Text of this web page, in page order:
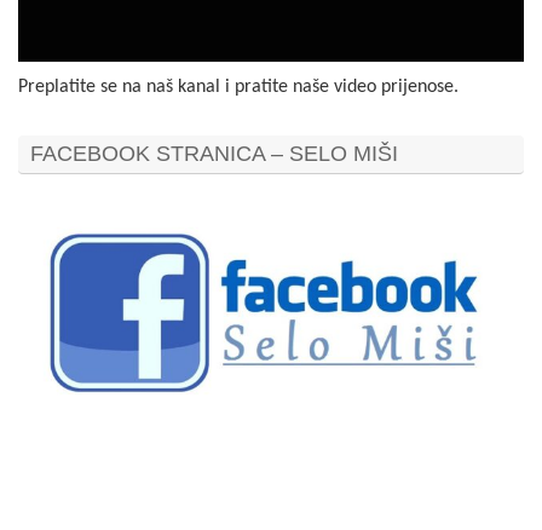
Preplatite se na naš kanal i pratite naše video prijenose.
FACEBOOK STRANICA – SELO MIŠI